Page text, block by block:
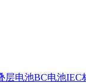
层电池BC电池IEC